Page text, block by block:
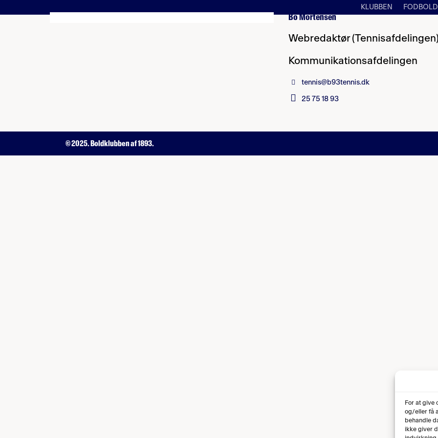
For at give
og/eller få
behandle
ikke giver
KLUBBEN
Bo Mortensen
Webredaktør (Tennisafdelingen)
Kommunikationsafdelingen
tennis@b93tennis.dk
25 75 18 93
© 2025. Boldklubben af 1893.